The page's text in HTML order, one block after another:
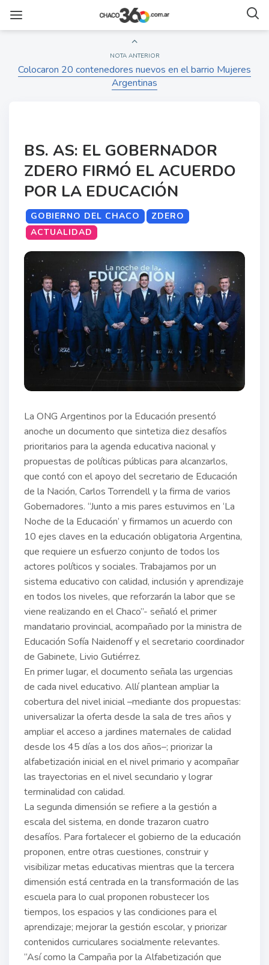
NOTA ANTERIOR
Colocaron 20 contenedores nuevos en el barrio Mujeres
Argentinas
BS. AS: EL GOBERNADOR
ZDERO FIRMÓ EL ACUERDO
POR LA EDUCACIÓN
GOBIERNO DEL CHACO
ZDERO
ACTUALIDAD
La ONG Argentinos por la Educación presentó
anoche un documento que sintetiza diez desafíos
prioritarios para la agenda educativa nacional y
propuestas de políticas públicas para alcanzarlos,
que contó con el apoyo del secretario de Educación
de la Nación, Carlos Torrendell y la firma de varios
Gobernadores. “Junto a mis pares estuvimos en ‘La
Noche de la Educación’ y firmamos un acuerdo con
10 ejes claves en la educación obligatoria Argentina,
que requiere un esfuerzo conjunto de todos los
actores políticos y sociales. Trabajamos por un
sistema educativo con calidad, inclusión y aprendizaje
en todos los niveles, que reforzarán la labor que se
viene realizando en el Chaco”- señaló el primer
mandatario provincial, acompañado por la ministra de
Educación Sofía Naidenoff y el secretario coordinador
de Gabinete, Livio Gutiérrez.
En primer lugar, el documento señala las urgencias
de cada nivel educativo. Allí plantean ampliar la
cobertura del nivel inicial –mediante dos propuestas:
universalizar la oferta desde la sala de tres años y
ampliar el acceso a jardines maternales de calidad
desde los 45 días a los dos años–; priorizar la
alfabetización inicial en el nivel primario y acompañar
las trayectorias en el nivel secundario y lograr
terminalidad con calidad.
La segunda dimensión se refiere a la gestión a
escala del sistema, en donde trazaron cuatro
desafíos. Para fortalecer el gobierno de la educación
proponen, entre otras cuestiones, construir y
visibilizar metas educativas mientras que la tercera
dimensión está centrada en la transformación de las
escuela para lo cual proponen robustecer los
tiempos, los espacios y las condiciones para el
aprendizaje; mejorar la gestión escolar, y priorizar
contenidos curriculares socialmente relevantes.
“Así como la Campaña por la Alfabetización que